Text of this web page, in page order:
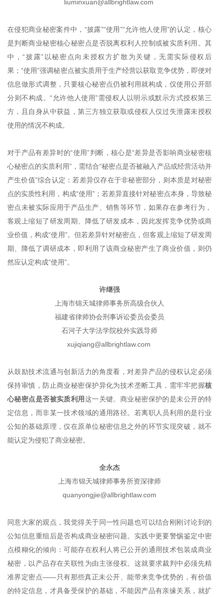
liuminxuan@allbrightlaw.com
在侵犯商业秘密案件中，“披露”“使用”“允许他人使用”的认定，核心
是判断商业秘密核心秘密点是否脱离权利人控制或被实质利用。其
中，“披露”以秘密点向未授权方扩散为关键，无需实际侵权后
果；“使用”强调秘密点被实质用于生产经营以获取竞争优势，即便对
信息做形式调整，只要核心秘密点仍被利用就构成，仅使用公开部
分则不构成。“允许他人使用”需侵权人以明示或默示方式授权第三
方，且自身从中获益，第三方独立获取或侵权人仅过失泄露未授权
使用的情况不构成。
对于产品有差异时的“使用”判断，核心是“差异是否影响商业秘密核
心秘密点的实质利用”，需结合“秘密点是否被融入产品或经营活动并
产生价值”综合认定：若差异仅存在于非秘密部分，则本质是对秘密
点的实质性利用，构成“使用”；若差异直接针对秘密点本身，导致秘
密点未被实际应用于产品生产、销售等环节，如果存在参考行为，
客观上缩短了研发周期、降低了研发成本，因此发挥竞争优势或商
业价值，构成“使用”。但若差异针对秘密点，但客观上缩短了研发周
期、降低了调研成本，即利用了该商业秘密产生了商业价值，则仍
然应认定构成“使用”。
许继强
上海市锦天城律师事务所高级合伙人
福建省律师协会刑事诉讼委员会委员
石河子大学法学院校外实践导师
xujiqiang@allbrightlaw.com
从鼓励技术流通与创新活力的角度看，对差异产品的侵权认定必须
保持审慎，防止商业秘密保护异化为技术垄断工具，需牢牢把握核
心秘密点是否被实质利用这一关键。商业秘密保护的是未公开的特
定信息，而非某一技术领域的通用路径。若离职人员利用的是行业
公知的基础原理，仅在原单位秘密信息之外的环节实现突破，就不
能认定为侵犯了商业秘密。
全永杰
上海市锦天城律师事务所资深律师
quanyongjie@allbrightlaw.com
同意大家的观点，我觉得关于同一性问题也可以结合刚刚讨论到的
公知信息重组后是否构成商业秘密问题。实践中更要警惕鉴定中密
点模糊化的倾向：可能存在权利人将已公开的通用技术包装成商业
秘密，以产品存在关联性为由主张侵权。这就要求裁判中必须先精
准界定密点——只有那些真正未公开、能带来竞争优势的，有价值
的特定信息，才具备受保护的基础，不能因产品有亲缘关系，就扩